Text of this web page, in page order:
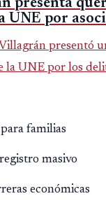
presenta
UNE por
presentó
la UNE por los
familias
masivo
económicas